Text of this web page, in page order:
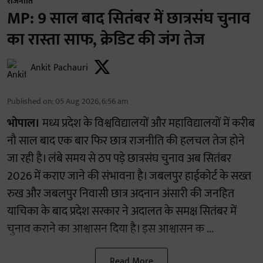
MP: 9 साल बाद सितंबर में छात्रसंघ चुनाव
का रास्ता साफ, क्रेडिट की जंग तेज
Ankit Pachauri
Published on: 05 Aug 2026, 6:56 am
भोपाल। मध्य प्रदेश के विश्वविद्यालयों और महाविद्यालयों में करीब
नौ साल बाद एक बार फिर छात्र राजनीति की हलचल तेज होने
जा रही है। लंबे समय से ठप पड़े छात्रसंघ चुनाव अब सितंबर
2026 में कराए जाने की संभावना है। जबलपुर हाईकोर्ट के सख्त
रुख और जबलपुर निवासी छात्र अदनान अंसारी की जनहित
याचिका के बाद प्रदेश सरकार ने अदालत के समक्ष सितंबर में
चुनाव कराने का आश्वासन दिया है। इस आश्वासन क ...